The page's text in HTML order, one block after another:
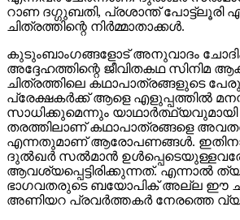
റാണ ദഗ്ഗുബതി, പ്രശാന്ത് പോട്ട്‌ലൂരി
ചിത്രത്തിന്റെ നിര്‍മ്മാതാക്കള്‍.
കുടുംബാംഗങ്ങളോട് അനുവാദം
അദ്ദേഹത്തിന്റെ ജീവിതകഥ സിനിമ
ചിത്രത്തിലെ കഥാപാത്രങ്ങളുടെ
പ്രേക്ഷകര്‍ക്ക് ആളെ എളുപ്പത്തില്‍
സാധിക്കുമെന്നും
തരത്തിലാണ് കഥാപാത്രങ്ങളെ
എന്നതുമാണ് ആരോപണങ്ങള്‍.
ദുല്‍ഖര്‍ സല്‍മാന്‍
ആവശ്യപ്പെട്ടിരിക്കുന്നത്. എന്നാല്‍
ഭാഗവതരുടെ ബയോപിക് അല്ല ഈ
അണിയറ പ്രവര്‍ത്തകര്‍ നേരത്തെ